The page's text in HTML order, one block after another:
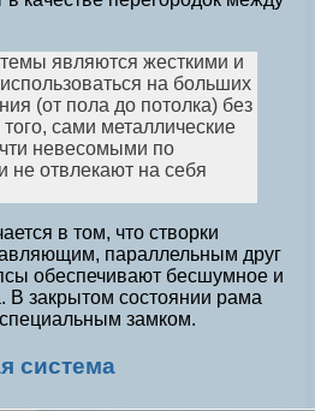
являются жесткими и
на больших
(от пола до потолка) без
сами металлические
невесомыми по
отвлекают на себя
в том, что створки
параллельным друг
обеспечивают бесшумное и
В закрытом состоянии рама
замком.
система